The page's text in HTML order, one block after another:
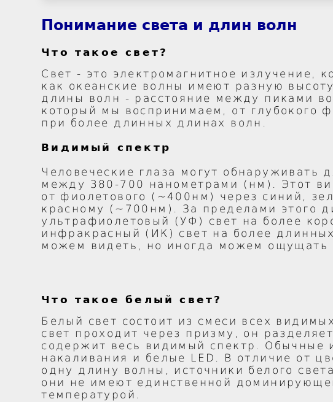
Понимание света и длин волн
Что такое свет?
Свет - это электромагнитное излучение,
как океанские волны имеют разную
длины волн - расстояние между пиками
который мы воспринимаем, от глубокого
при более длинных длинах волн.
Видимый спектр
Человеческие глаза могут обнаруживать
между 380-700 нанометрами (нм). Этот
от фиолетового (~400нм) через синий,
красному (~700нм). За пределами этого
ультрафиолетовый (УФ) свет на более
инфракрасный (ИК) свет на более
можем видеть, но иногда можем ощущать
Что такое белый свет?
Белый свет состоит из смеси всех
свет проходит через призму, он
содержит весь видимый спектр. Обычные
накаливания и белые LED. В отличие от
одну длину волны, источники белого
они не имеют единственной
температурой.